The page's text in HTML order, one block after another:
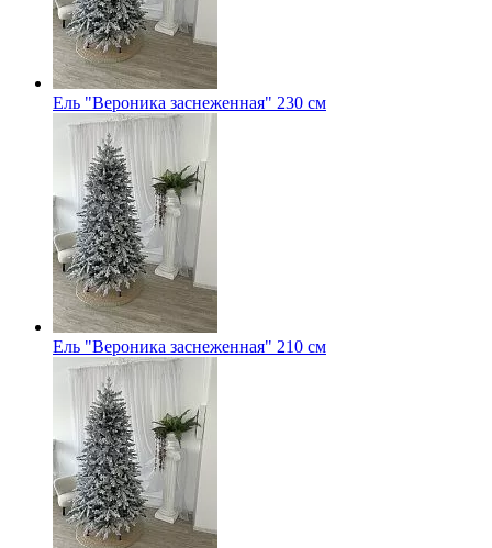
Ель "Вероника заснеженная" 230 см
Ель "Вероника заснеженная" 210 см